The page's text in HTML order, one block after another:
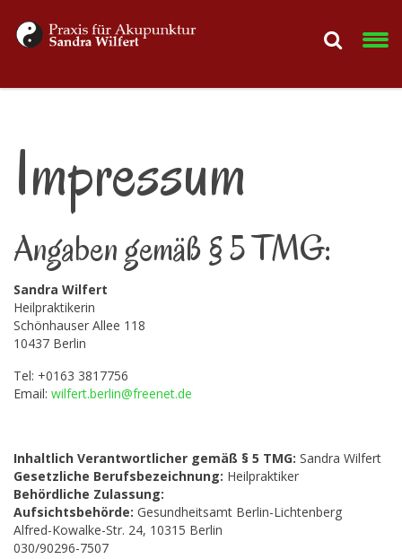
Impressum
Angaben gemäß § 5 TMG:
Sandra Wilfert
Heilpraktikerin
Schönhauser Allee 118
10437 Berlin
Tel: +0163 3817756
Email: wilfert.berlin@freenet.de
Inhaltlich Verantwortlicher gemäß § 5 TMG: Sandra Wilfert
Gesetzliche Berufsbezeichnung: Heilpraktiker
Behördliche Zulassung:
Aufsichtsbehörde: Gesundheitsamt Berlin-Lichtenberg
Alfred-Kowalke-Str. 24, 10315 Berlin
030/90296-7507